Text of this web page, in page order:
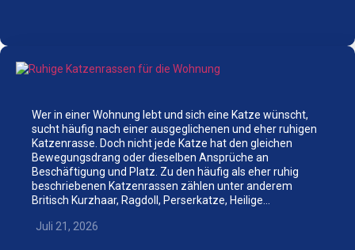
Wer in einer Wohnung lebt und sich eine Katze wünscht,
sucht häufig nach einer ausgeglichenen und eher ruhigen
Katzenrasse. Doch nicht jede Katze hat den gleichen
Bewegungsdrang oder dieselben Ansprüche an
Beschäftigung und Platz. Zu den häufig als eher ruhig
beschriebenen Katzenrassen zählen unter anderem
Britisch Kurzhaar, Ragdoll, Perserkatze, Heilige…
Juli 21, 2026